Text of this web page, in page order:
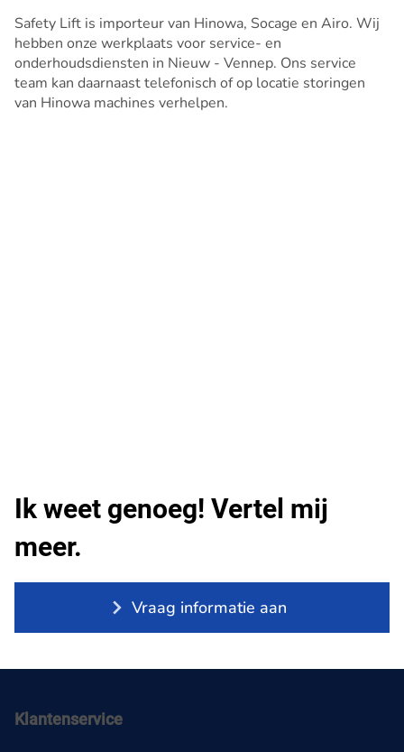
Safety Lift is importeur van Hinowa, Socage en Airo. Wij
hebben onze werkplaats voor service- en
onderhoudsdiensten in Nieuw - Vennep. Ons service
team kan daarnaast telefonisch of op locatie storingen
van Hinowa machines verhelpen.
Ik weet genoeg! Vertel mij
meer.
Vraag informatie aan
Klantenservice